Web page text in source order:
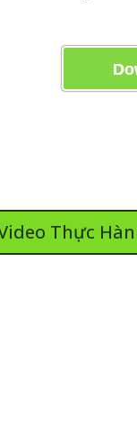
Thực